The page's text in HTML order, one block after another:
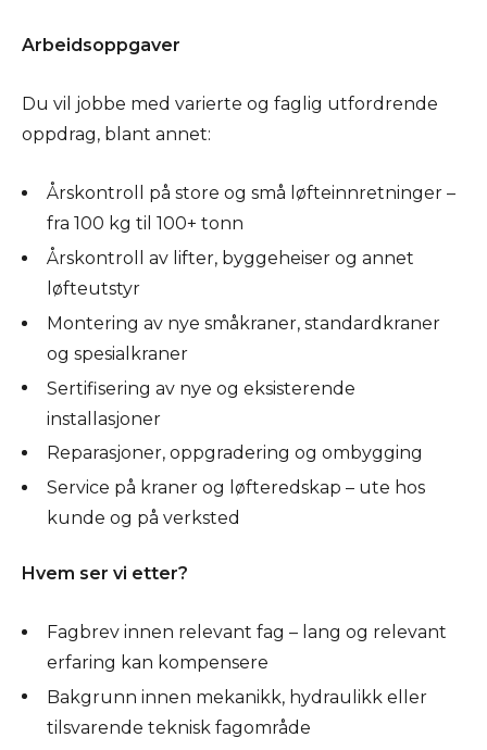
Arbeidsoppgaver
Du vil jobbe med varierte og faglig utfordrende
oppdrag, blant annet:
Årskontroll på store og små løfteinnretninger –
fra 100 kg til 100+ tonn
Årskontroll av lifter, byggeheiser og annet
løfteutstyr
Montering av nye småkraner, standardkraner
og spesialkraner
Sertifisering av nye og eksisterende
installasjoner
Reparasjoner, oppgradering og ombygging
Service på kraner og løfteredskap – ute hos
kunde og på verksted
Hvem ser vi etter?
Fagbrev innen relevant fag – lang og relevant
erfaring kan kompensere
Bakgrunn innen mekanikk, hydraulikk eller
tilsvarende teknisk fagområde